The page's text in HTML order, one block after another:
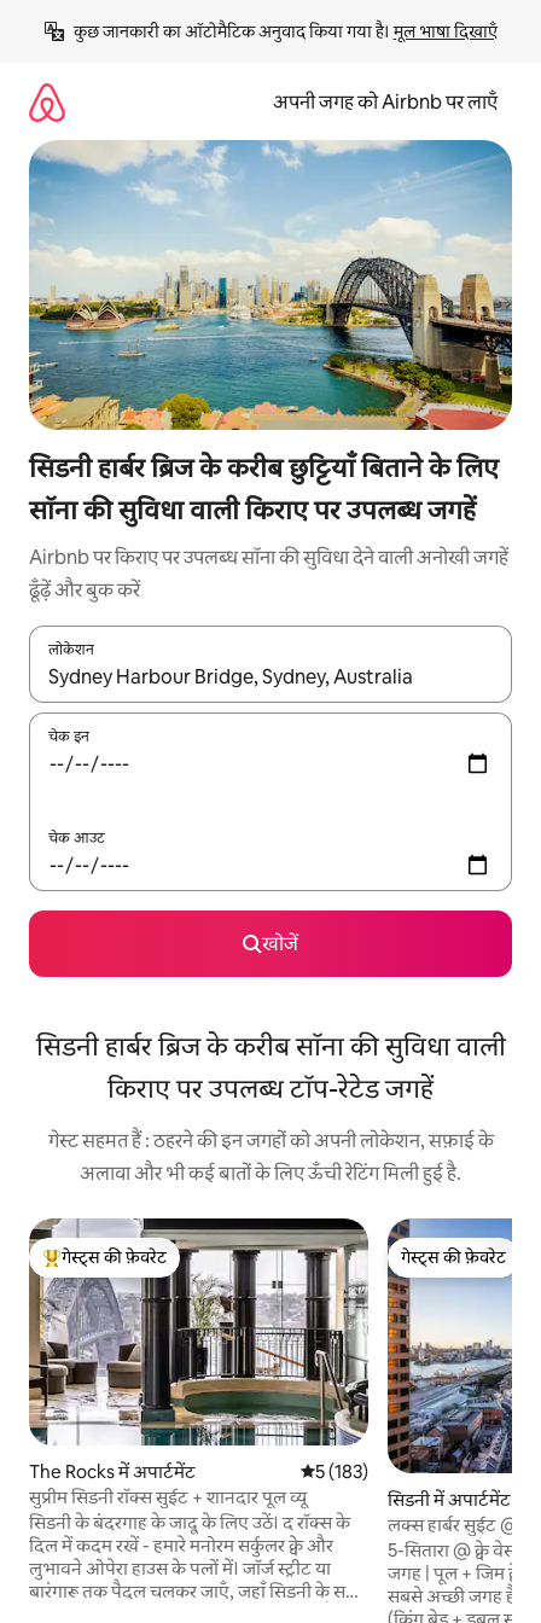
छोड़कर
कॉन्टेंट
कुछ जानकारी का ऑटोमैटिक अनुवाद किया गया है। मूल भाषा दिखाएँ
अपनी जगह को Airbnb पर लाएँ
सिडनी हार्बर ब्रिज के करीब छुट्टियाँ बिताने के लिए
सॉना की सुविधा वाली किराए पर उपलब्ध जगहें
Airbnb पर किराए पर उपलब्ध सॉना की सुविधा देने वाली अनोखी जगहें
ढूँढ़ें और बुक करें
लोकेशन
नतीजों के उपलब्ध होने पर, अप और डाउन 'ऐरो की' का इस्तेमाल करके नेविगेट
चेक इन
चेक आउट
खोजें
सिडनी हार्बर ब्रिज के करीब सॉना की सुविधा वाली
किराए पर उपलब्ध टॉप-रेटेड जगहें
गेस्ट सहमत हैं : ठहरने की इन जगहों को अपनी लोकेशन, सफ़ाई के
अलावा और भी कई बातों के लिए ऊँची रेटिंग मिली हुई है.
गेस्ट्स का टॉप फ़ेवरेट
गेस्ट्स की फ़ेवरेट
The Rocks में अपार्टमेंट औसत रेटिंग 5 में से 5, 183 समीक्षाएँ
5 (183)
सुप्रीम सिडनी रॉक्स सुईट + शानदार पूल व्यू
सिडनी के बंदरगाह के जादू के लिए उठें। द रॉक्स के
दिल में कदम रखें - हमारे मनोरम सर्कुलर क्वे और
लुभावने ओपेरा हाउस के पलों में। जॉर्ज स्ट्रीट या
बारंगारू तक पैदल चलकर जाएँ, जहाँ सिडनी के सबसे
गेस्ट्स की फ़ेवरेट
गेस्ट्स की फ़ेवरेट
सिडनी में अपार्टमेंट
लक्स हार्बर सुईट @
सोने की जगह
5-सितारा @ क्वे वेस्ट,
जगह | पूल + जिम क्वे वेस्ट होटल विविड के लिए
सबसे अच्छी जगह है! यह